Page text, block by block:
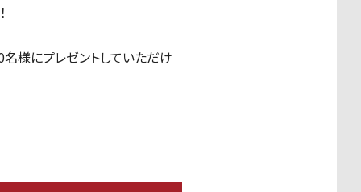
様にプレゼントしていただけ